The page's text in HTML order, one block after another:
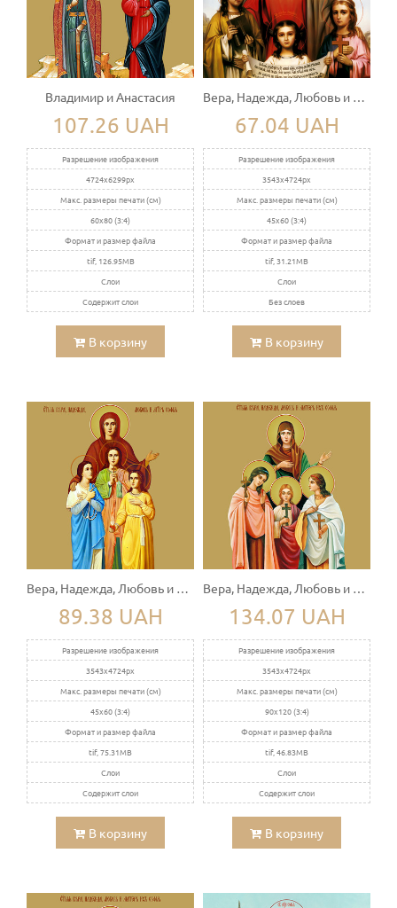
Владимир и Анастасия
107.26 UAH
Разрешение изображения
4724x6299px
Макс. размеры печати (см)
60x80 (3:4)
Формат и размер файла
tif, 126.95MB
Слои
Содержит слои
В корзину
Вера, Надежда, Любовь и София
67.04 UAH
Разрешение изображения
3543x4724px
Макс. размеры печати (см)
45x60 (3:4)
Формат и размер файла
tif, 31.21MB
Слои
Без слоев
В корзину
Вера, Надежда, Любовь и София
89.38 UAH
Разрешение изображения
3543x4724px
Макс. размеры печати (см)
45x60 (3:4)
Формат и размер файла
tif, 75.31MB
Слои
Содержит слои
В корзину
Вера, Надежда, Любовь и София
134.07 UAH
Разрешение изображения
3543x4724px
Макс. размеры печати (см)
90x120 (3:4)
Формат и размер файла
tif, 46.83MB
Слои
Содержит слои
В корзину